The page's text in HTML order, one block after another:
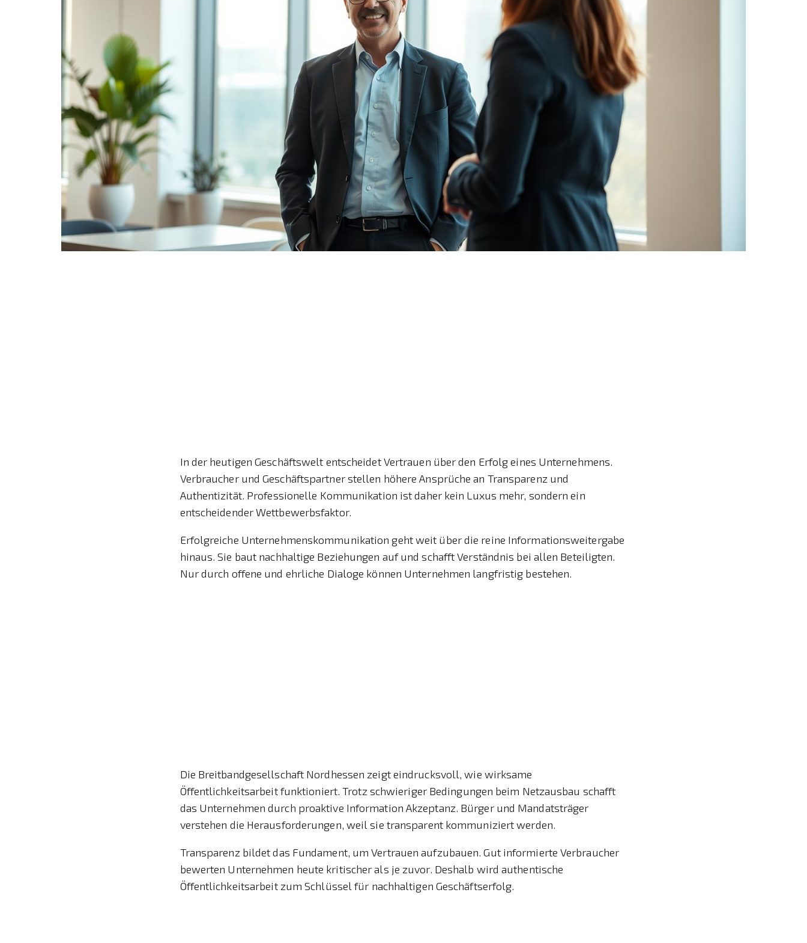
In der heutigen Geschäftswelt entscheidet Vertrauen über den Erfolg eines Unternehmens.
Verbraucher und Geschäftspartner stellen höhere Ansprüche an Transparenz und
Authentizität. Professionelle Kommunikation ist daher kein Luxus mehr, sondern ein
entscheidender Wettbewerbsfaktor.
Erfolgreiche Unternehmenskommunikation geht weit über die reine Informationsweitergabe
hinaus. Sie baut nachhaltige Beziehungen auf und schafft Verständnis bei allen Beteiligten.
Nur durch offene und ehrliche Dialoge können Unternehmen langfristig bestehen.
Die Breitbandgesellschaft Nordhessen zeigt eindrucksvoll, wie wirksame
Öffentlichkeitsarbeit funktioniert. Trotz schwieriger Bedingungen beim Netzausbau schafft
das Unternehmen durch proaktive Information Akzeptanz. Bürger und Mandatsträger
verstehen die Herausforderungen, weil sie transparent kommuniziert werden.
Transparenz bildet das Fundament, um Vertrauen aufzubauen. Gut informierte Verbraucher
bewerten Unternehmen heute kritischer als je zuvor. Deshalb wird authentische
Öffentlichkeitsarbeit zum Schlüssel für nachhaltigen Geschäftserfolg.